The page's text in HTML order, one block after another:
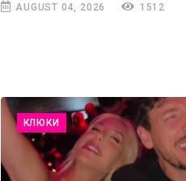
AUGUST 04, 2026 1512
КЛЮКИ